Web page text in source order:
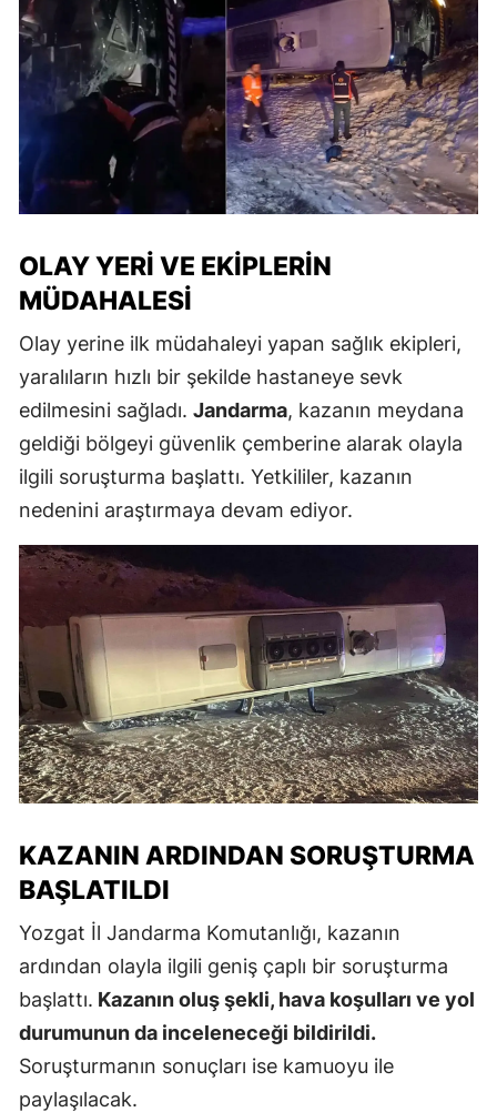
OLAY YERI VE EKIPLERIN
MÜDAHALESI
Olay yerine ilk müdahaleyi yapan sağlık ekipleri,
yaralıların hızlı bir şekilde hastaneye sevk
edilmesini sağladı. Jandarma, kazanın meydana
geldiği bölgeyi güvenlik çemberine alarak olayla
ilgili soruşturma başlattı. Yetkililer, kazanın
nedenini araştırmaya devam ediyor.
KAZANIN ARDINDAN SORUŞTURMA
BAŞLATILDI
Yozgat İl Jandarma Komutanlığı, kazanın
ardından olayla ilgili geniş çaplı bir soruşturma
başlattı. Kazanın oluş şekli, hava koşulları ve yol
durumunun da inceleneceği bildirildi.
Soruşturmanın sonuçları ise kamuoyu ile
paylaşılacak.